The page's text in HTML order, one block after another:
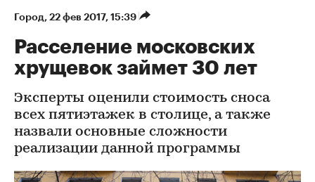
Город⁠, 22 фев 2017, 15:39
Расселение московских
хрущевок займет 30 лет
Эксперты оценили стоимость сноса
всех пятиэтажек в столице, а также
назвали основные сложности
реализации данной программы